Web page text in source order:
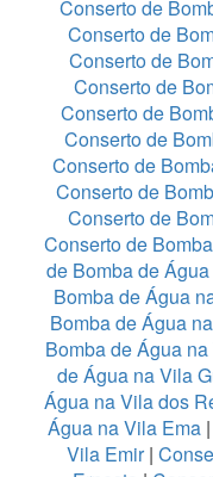
Conserto de
Conserto de
Conserto de
Conserto de
Conserto de
Conserto de
Conserto de
Conserto de
Conserto de
Conserto de
de Bomba de
Bomba de Água
Bomba de Água
Bomba de Água
de Água na Vila
Água na Vila dos
Água na Vila Ema|
Vila Emir|